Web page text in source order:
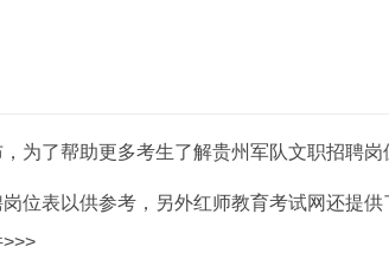
为了帮助更多考生了解贵州军队文职招聘岗
位表以供参考，另外红师教育考试网还提供